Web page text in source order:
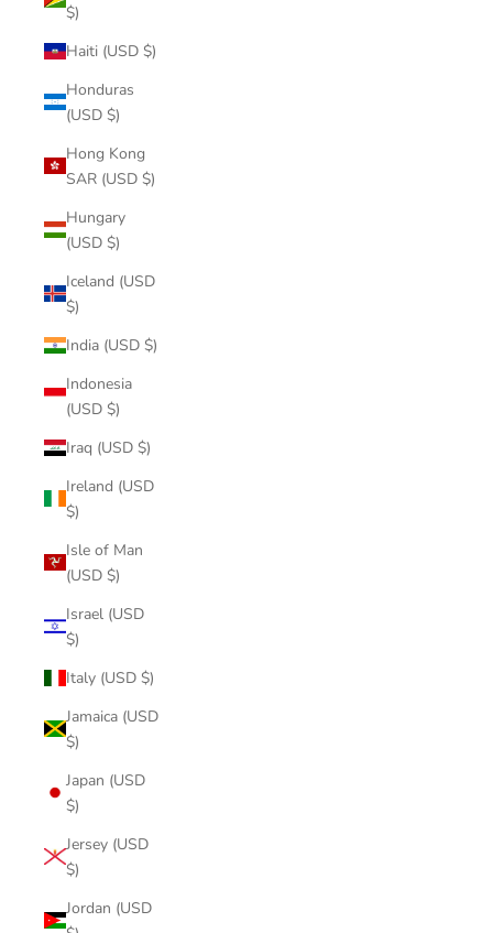
$)
Haiti (USD $)
Honduras
(USD $)
Hong Kong
SAR (USD $)
Hungary
(USD $)
Iceland (USD
$)
India (USD $)
Indonesia
(USD $)
Iraq (USD $)
Ireland (USD
$)
Isle of Man
(USD $)
Israel (USD
$)
Italy (USD $)
Jamaica (USD
$)
Japan (USD
$)
Jersey (USD
$)
Jordan (USD